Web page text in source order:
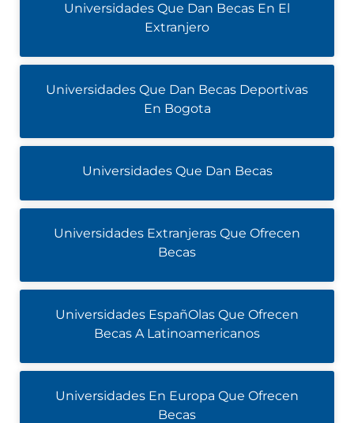
Universidades Que Dan Becas En El
Extranjero
Universidades Que Dan Becas Deportivas
En Bogota
Universidades Que Dan Becas
Universidades Extranjeras Que Ofrecen
Becas
Universidades EspañOlas Que Ofrecen
Becas A Latinoamericanos
Universidades En Europa Que Ofrecen
Becas